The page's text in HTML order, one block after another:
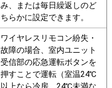
み、または毎日繰返しのど
ちらかに設定できます。
ワイヤレスリモコン紛失・
故障の場合、室内ユニット
受信部の応急運転ボタンを
押すことで運転（室温24℃